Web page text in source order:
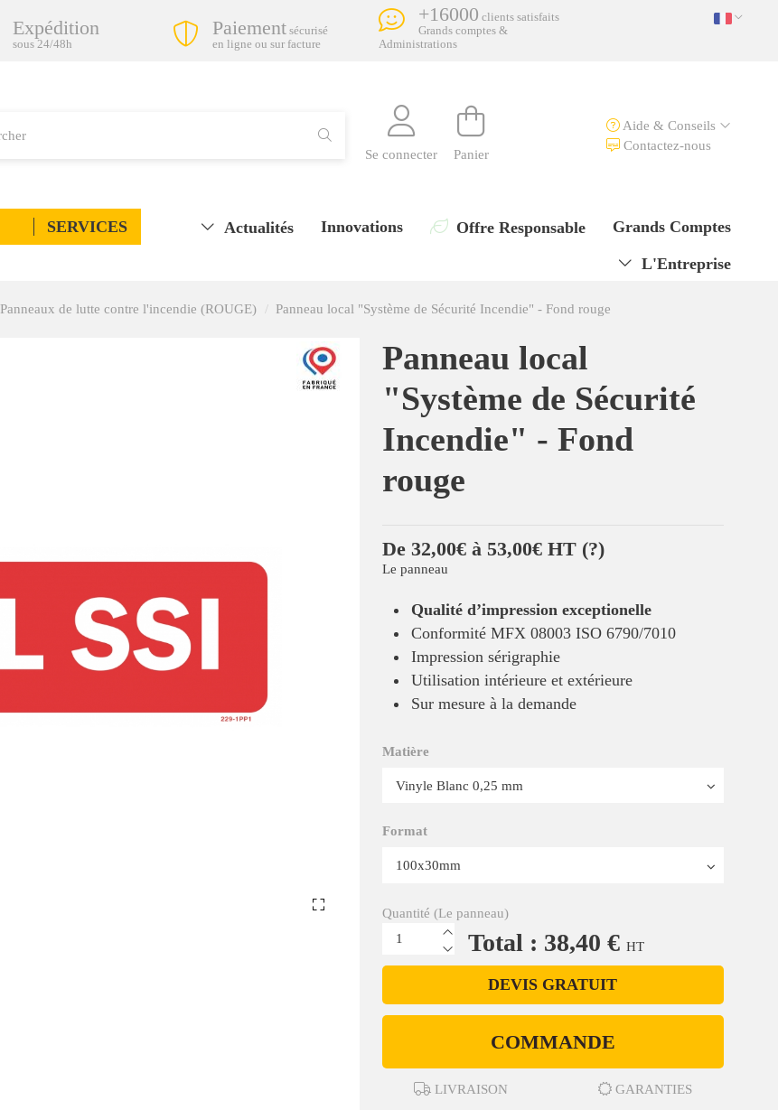
Expédition
sous 24/48h
Paiement sécurisé
en ligne ou sur facture
+16000 clients satisfaits
Grands comptes &
Administrations
Se connecter Panier
Aide & Conseils
Contactez-nous
SERVICES Grands Comptes
Offre Responsable
Innovations
Actualités
L'Entreprise
Panneaux de lutte contre l'incendie (ROUGE) Panneau local "Système de Sécurité Incendie" - Fond rouge
Panneau local
"Système de Sécurité
Incendie" - Fond
rouge
De 32,00€ à 53,00€ HT (?)
Le panneau
Qualité d’impression exceptionelle
Conformité MFX 08003 ISO 6790/7010
Impression sérigraphie
Utilisation intérieure et extérieure
Sur mesure à la demande
Matière
Format
Quantité (Le panneau)
Total : 38,40 € HT
DEVIS GRATUIT
COMMANDE
LIVRAISON GARANTIES